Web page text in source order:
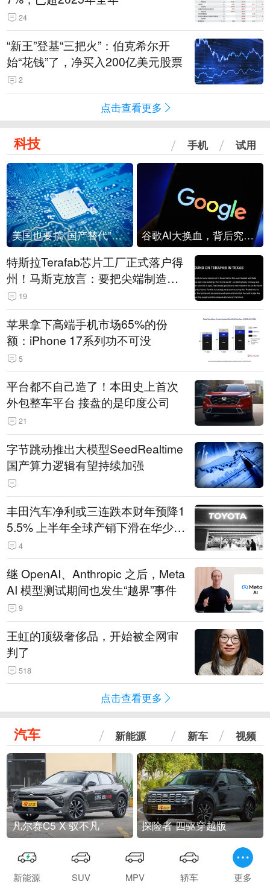
24
“新王”登基“三把火”：伯克希尔开
始“花钱”了，净买入200亿美元股票
2
点击查看更多
科技 手机 试用
美国也要搞“国产替代”？先算清三笔账 谷歌AI大换血，背后究竟发生了什么？
特斯拉Terafab芯片工厂正式落户得
州！马斯克放言：要把尖端制造带
回美国
19
苹果拿下高端手机市场65%的份
额：iPhone 17系列功不可没
5
平台都不自己造了！本田史上首次
外包整车平台 接盘的是印度公司
21
字节跳动推出大模型SeedRealtime
国产算力逻辑有望持续加强
丰田汽车净利或三连跌本财年预降1
5.5% 上半年全球产销下滑在华少卖
14.3万辆
4
继 OpenAI、Anthropic 之后，Meta
AI 模型测试期间也发生“越界”事件
9
王虹的顶级奢侈品，开始被全网审
判了
518
点击查看更多
汽车 新能源 新车 视频
凡尔赛C5 X 驭不凡 探险者 四驱穿越版
新能源 SUV MPV 轿车 更多